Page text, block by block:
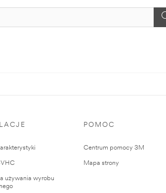
używania wyrobu
POMOC
Centrum pomocy 3M
Mapa strony